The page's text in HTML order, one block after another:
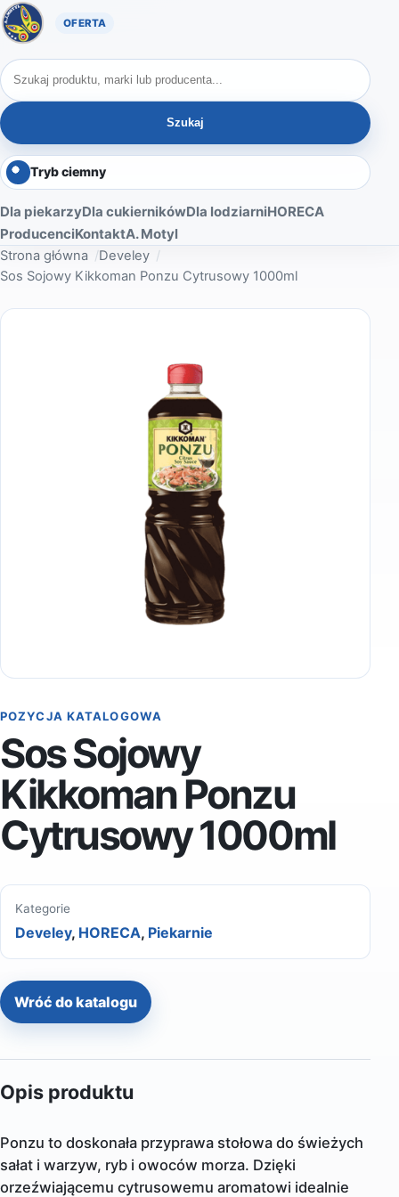
Oferta A. Motyl
Szukaj produktów
Szukaj
Tryb ciemny
Dla piekarzyDla cukiernikówDla lodziarniHORECA
ProducenciKontaktA. Motyl
Strona główna
Develey
Sos Sojowy Kikkoman Ponzu Cytrusowy 1000ml
POZYCJA KATALOGOWA
Sos Sojowy
Kikkoman Ponzu
Cytrusowy 1000ml
Kategorie
Develey, HORECA, Piekarnie
Wróć do katalogu
Opis produktu
Ponzu to doskonała przyprawa stołowa do świeżych
sałat i warzyw, ryb i owoców morza. Dzięki
orzeźwiającemu cytrusowemu aromatowi idealnie